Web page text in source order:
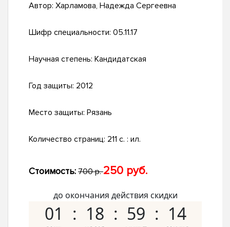
Автор: Харламова, Надежда Сергеевна
Шифр специальности: 05.11.17
Научная степень: Кандидатская
Год защиты: 2012
Место защиты: Рязань
Количество страниц: 211 с. : ил.
Стоимость: 700 р.250 руб.
до окончания действия скидки
01 18 59 13